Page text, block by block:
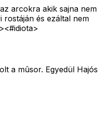
arcokra akik sajna nem
rostáján és ezáltal nem
<#idiota>
a mûsor. Egyedül Hajós